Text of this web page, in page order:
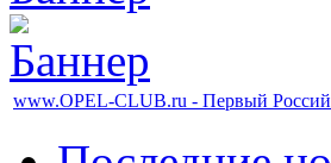
www.OPEL-CLUB.ru - Первый